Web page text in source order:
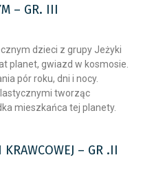
– GR. III
dzieci z grupy Jeżyki
planet, gwiazd w kosmosie.
pór roku, dni i nocy.
tworząc
mieszkańca tej planety.
KRAWCOWEJ – GR .II